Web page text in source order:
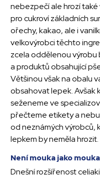
nebezpečí ale hrozí také
pro cukroví základních
ořechy, kakao, ale i
velkovýrobci těchto
zcela oddělenou
a produktů obsahující
Většinou však na obalu
obsahovat lepek. Avšak
seženeme ve
přečteme etikety a
od neznámých výrobců,
lepkem by neměla hrozit.
Není mouka jako mouka
Dnešní rozšířenost